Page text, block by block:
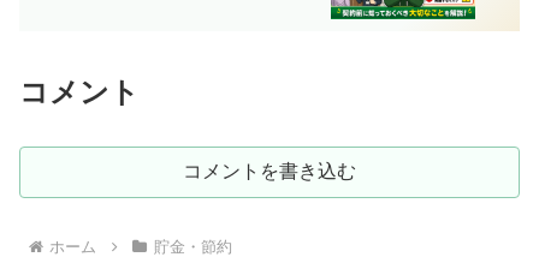
コメント
コメントを書き込む
ホーム 貯金・節約